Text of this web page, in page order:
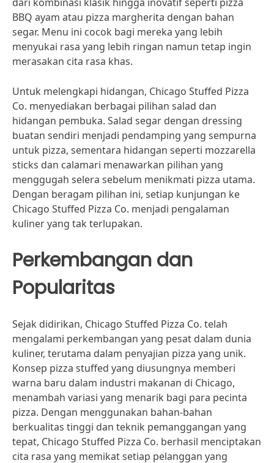
BBQ ayam atau pizza margherita dengan bahan
segar. Menu ini cocok bagi mereka yang lebih
menyukai rasa yang lebih ringan namun tetap ingin
merasakan cita rasa khas.
Untuk melengkapi hidangan, Chicago Stuffed Pizza
Co. menyediakan berbagai pilihan salad dan
hidangan pembuka. Salad segar dengan dressing
buatan sendiri menjadi pendamping yang sempurna
untuk pizza, sementara hidangan seperti mozzarella
sticks dan calamari menawarkan pilihan yang
menggugah selera sebelum menikmati pizza utama.
Dengan beragam pilihan ini, setiap kunjungan ke
Chicago Stuffed Pizza Co. menjadi pengalaman
kuliner yang tak terlupakan.
Perkembangan dan
Popularitas
Sejak didirikan, Chicago Stuffed Pizza Co. telah
mengalami perkembangan yang pesat dalam dunia
kuliner, terutama dalam penyajian pizza yang unik.
Konsep pizza stuffed yang diusungnya memberi
warna baru dalam industri makanan di Chicago,
menambah variasi yang menarik bagi para pecinta
pizza. Dengan menggunakan bahan-bahan
berkualitas tinggi dan teknik pemanggangan yang
tepat, Chicago Stuffed Pizza Co. berhasil menciptakan
cita rasa yang memikat setiap pelanggan yang